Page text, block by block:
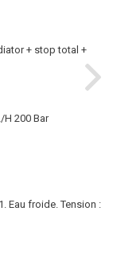
+ stop total +
H 200 Bar
Eau froide. Tension :